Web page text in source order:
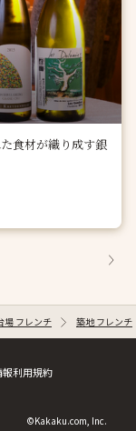
食材が織り成す銀
場 フレンチ 築地 フレンチ
利用規約
©Kakaku.com, Inc.